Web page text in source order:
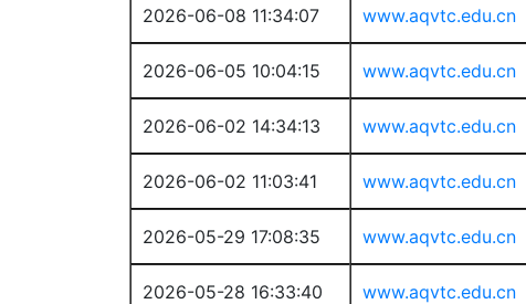
2026-06-08 11:34:07 www.aqvtc.edu.cn
2026-06-05 10:04:15 www.aqvtc.edu.cn
2026-06-02 14:34:13 www.aqvtc.edu.cn
2026-06-02 11:03:41 www.aqvtc.edu.cn
2026-05-29 17:08:35 www.aqvtc.edu.cn
2026-05-28 16:33:40 www.aqvtc.edu.cn